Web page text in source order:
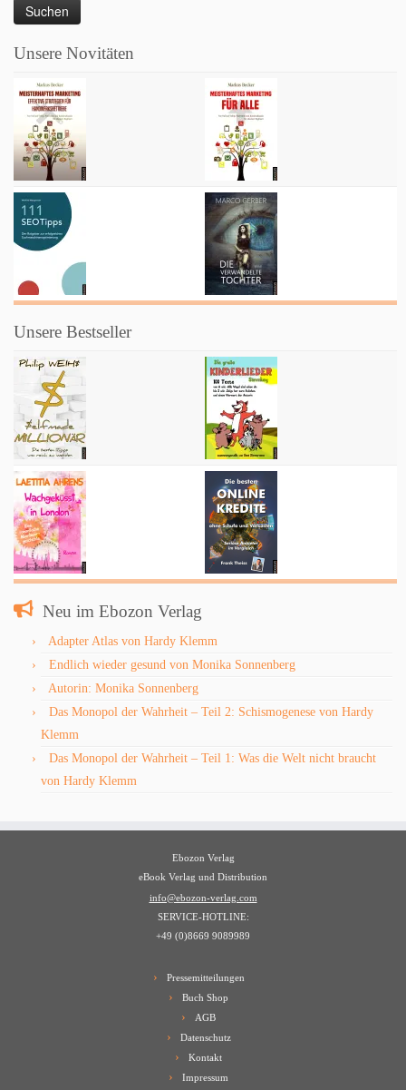
Unsere Novitäten
Unsere Bestseller
Neu im Ebozon Verlag
Adapter Atlas von Hardy Klemm
Endlich wieder gesund von Monika Sonnenberg
Autorin: Monika Sonnenberg
Das Monopol der Wahrheit – Teil 2: Schismogenese von Hardy
Klemm
Das Monopol der Wahrheit – Teil 1: Was die Welt nicht braucht
von Hardy Klemm
Ebozon Verlag
eBook Verlag und Distribution
info@ebozon-verlag.com
SERVICE-HOTLINE:
+49 (0)8669 9089989
Pressemitteilungen
Buch Shop
AGB
Datenschutz
Kontakt
Impressum